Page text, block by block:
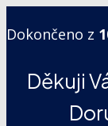
Dokončeno z
Děkuji